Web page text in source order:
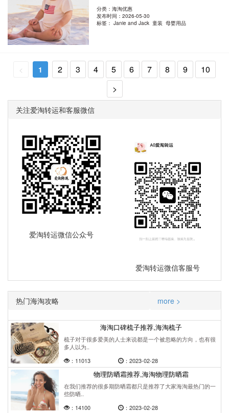
分类：海淘优惠
发布时间：2026-05-30
标签：Janie and Jack 童装 母婴用品
< 1 2 3 4 5 6 7 8 9
10
>
关注爱淘转运和客服微信
爱淘转运微信公众号
爱淘转运微信客服号
热门海淘攻略 more >
海淘口碑梳子推荐,海淘梳子
梳子对于很多爱美的人士来说都是一个被忽略的方向，也有很
多人以为..
：11013
：2023-02-28
物理防晒霜推荐,海淘物理防晒霜
在我们推荐的很多期防晒霜都只是推荐了大家海淘最热门的一
些防晒..
：14100
：2023-02-28